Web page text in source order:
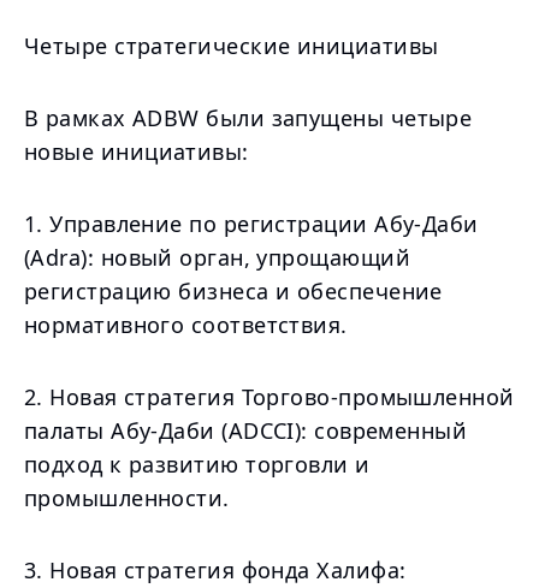
Четыре стратегические инициативы
В рамках ADBW были запущены четыре
новые инициативы:
1. Управление по регистрации Абу-Даби
(Adra): новый орган, упрощающий
регистрацию бизнеса и обеспечение
нормативного соответствия.
2. Новая стратегия Торгово-промышленной
палаты Абу-Даби (ADCCI): современный
подход к развитию торговли и
промышленности.
3. Новая стратегия фонда Халифа: